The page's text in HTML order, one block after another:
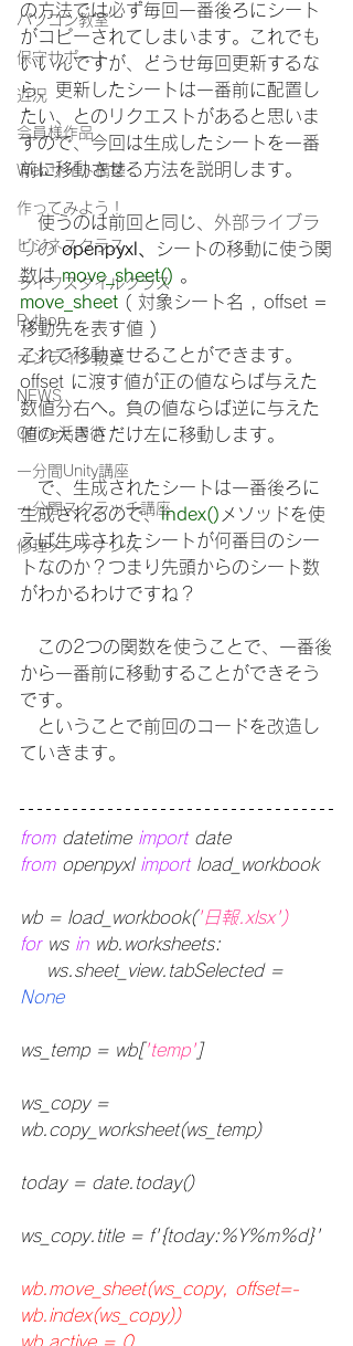
パソコン教室
保守サポート
近況
会員様作品
Webサイト構築
作ってみよう！
ビジネスクラス
ライフスタイルクラス
Python
オンライン授業
NEWS
Office活用術
一分間Unity講座
一分間スクラッチ講座
修理メンテナンス
の方法では必ず毎回一番後ろにシート
がコピーされてしまいます。これでも
いいんですが、どうせ毎回更新するな
ら、更新したシートは一番前に配置し
たい、とのリクエストがあると思いま
すので、今回は生成したシートを一番
前に移動させる方法を説明します。
使うのは前回と同じ、 外部ライブラ
リの openpyxl、
シートの移動に使う関
数は move_sheet() 。
move_sheet ( 対象シート名 , offset =
移動先を表す値 )
これで移動させることができます。
offset に渡す値が正の値ならば与えた
数値分右へ。負の値ならば逆に与えた
値の大きさだけ左に移動します。
で、生成されたシートは一番後ろに
生成されるので、index() メソッドを使
えば生成されたシートが何番目のシー
トなのか？つまり先頭からのシート数
がわかるわけですね？
この2つの関数を使うことで、一番後
から一番前に移動することができそう
です。
ということで前回のコードを改造し
ていきます。
from datetime import date
from openpyxl import load_workbook
wb = load_workbook('日報.xlsx')
for ws in wb.worksheets:
    ws.sheet_view.tabSelected =
None
ws_temp = wb[ 'temp' ]
ws_copy =
wb.copy_worksheet(ws_temp)
today = date.today()
ws_copy.title = f'{today:%Y%m%d}'
wb.move_sheet(ws_copy, offset=-
wb.index(ws_copy))
wb.active = 0